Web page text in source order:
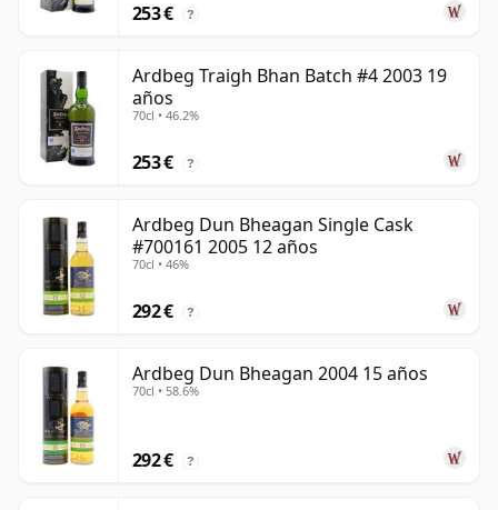
253 € ?
Ardbeg Traigh Bhan Batch #4 2003 19
años
70cl • 46.2%
253 € ?
Ardbeg Dun Bheagan Single Cask
#700161 2005 12 años
70cl • 46%
292 € ?
Ardbeg Dun Bheagan 2004 15 años
70cl • 58.6%
292 € ?